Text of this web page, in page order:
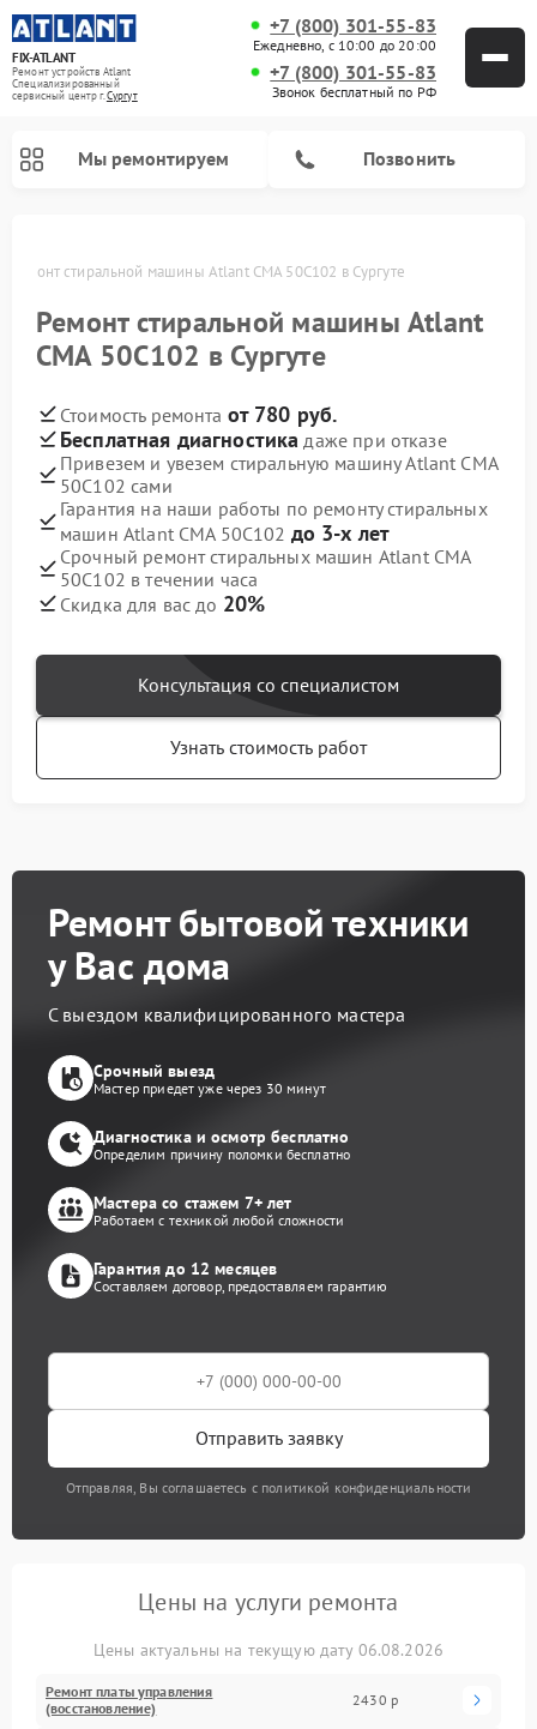
FIX-ATLANT
Ремонт устройств Atlant
Специализированный
cервисный центр г.Сургут
+7 (800) 301-55-83
Ежедневно, с 10:00 до 20:00
+7 (800) 301-55-83
Звонок бесплатный по РФ
Мы ремонтируем Позвонить
Ремонт стиральной машины Atlant СМА 50С102 в Сургуте
Ремонт стиральной машины Atlant
СМА 50С102 в Сургуте
Стоимость ремонта от 780 руб.
Бесплатная диагностика даже при отказе
Привезем и увезем стиральную машину Atlant СМА
50С102 сами
Гарантия на наши работы по ремонту стиральных
машин Atlant СМА 50С102 до 3-х лет
Срочный ремонт стиральных машин Atlant СМА
50С102 в течении часа
Скидка для вас до 20%
Консультация со специалистом
Узнать стоимость работ
Ремонт бытовой техники
у Вас дома
С выездом квалифицированного мастера
Срочный выезд
Мастер приедет уже через 30 минут
Диагностика и осмотр бесплатно
Определим причину поломки бесплатно
Мастера со стажем 7+ лет
Работаем с техникой любой сложности
Гарантия до 12 месяцев
Составляем договор, предоставляем гарантию
Отправить заявку
Отправляя, Вы соглашаетесь с политикой конфиденциальности
Цены на услуги ремонта
Цены актуальны на текущую дату 06.08.2026
Ремонт платы управления
(восстановление)
2430 р